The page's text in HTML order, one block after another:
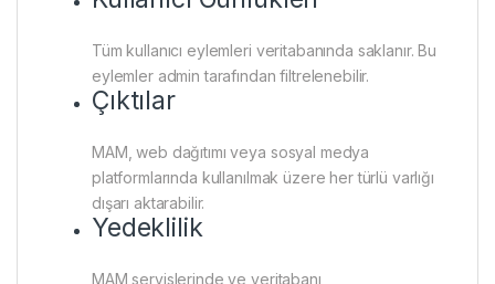
Tüm kullanıcı eylemleri veritabanında saklanır. Bu
eylemler admin tarafından filtrelenebilir.
Çıktılar
MAM, web dağıtımı veya sosyal medya
platformlarında kullanılmak üzere her türlü varlığı
dışarı aktarabilir.
Yedeklilik
MAM servislerinde ve veritabanı